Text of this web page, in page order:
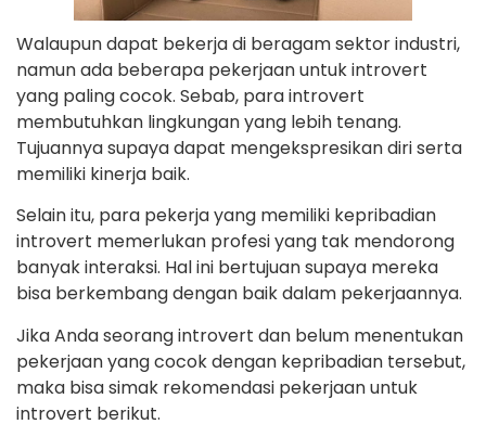
Walaupun dapat bekerja di beragam sektor industri,
namun ada beberapa pekerjaan untuk introvert
yang paling cocok. Sebab, para introvert
membutuhkan lingkungan yang lebih tenang.
Tujuannya supaya dapat mengekspresikan diri serta
memiliki kinerja baik.
Selain itu, para pekerja yang memiliki kepribadian
introvert memerlukan profesi yang tak mendorong
banyak interaksi. Hal ini bertujuan supaya mereka
bisa berkembang dengan baik dalam pekerjaannya.
Jika Anda seorang introvert dan belum menentukan
pekerjaan yang cocok dengan kepribadian tersebut,
maka bisa simak rekomendasi pekerjaan untuk
introvert berikut.